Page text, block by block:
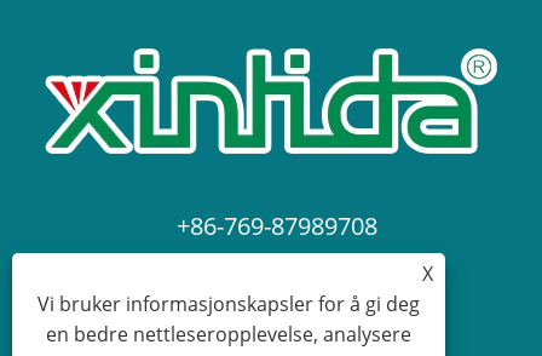
+86-769-87989708
X
Vi bruker informasjonskapsler for å gi deg
en bedre nettleseropplevelse, analysere